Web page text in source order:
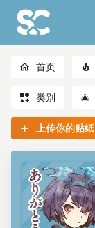
首页
类别 🎄
上传你的贴纸